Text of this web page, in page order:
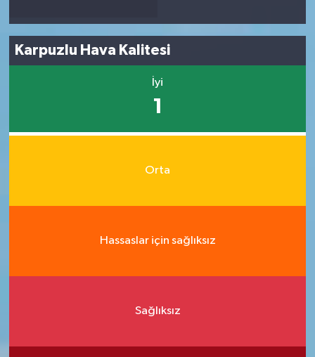
Karpuzlu Hava Kalitesi
İyi
1
Orta
Hassaslar için sağlıksız
Sağlıksız